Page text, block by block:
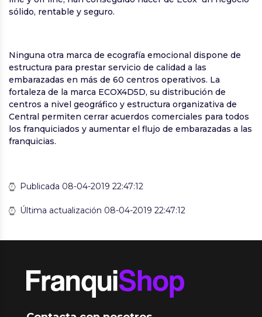
sólido, rentable y seguro.
Ninguna otra marca de ecografía emocional dispone de
estructura para prestar servicio de calidad a las
embarazadas en más de 60 centros operativos. La
fortaleza de la marca ECOX4D5D, su distribución de
centros a nivel geográfico y estructura organizativa de
Central permiten cerrar acuerdos comerciales para todos
los franquiciados y aumentar el flujo de embarazadas a las
franquicias.
Publicada 08-04-2019 22:47:12
Última actualización 08-04-2019 22:47:12